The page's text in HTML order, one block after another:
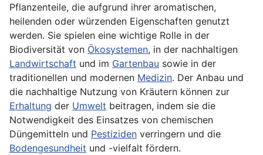
Pflanzenteile, die aufgrund ihrer aromatischen,
heilenden oder würzenden Eigenschaften genutzt
werden. Sie spielen eine wichtige Rolle in der
Biodiversität von Ökosystemen, in der nachhaltigen
Landwirtschaft und im Gartenbau sowie in der
traditionellen und modernen Medizin. Der Anbau und
die nachhaltige Nutzung von Kräutern können zur
Erhaltung der Umwelt beitragen, indem sie die
Notwendigkeit des Einsatzes von chemischen
Düngemitteln und Pestiziden verringern und die
Bodengesundheit und -vielfalt fördern.